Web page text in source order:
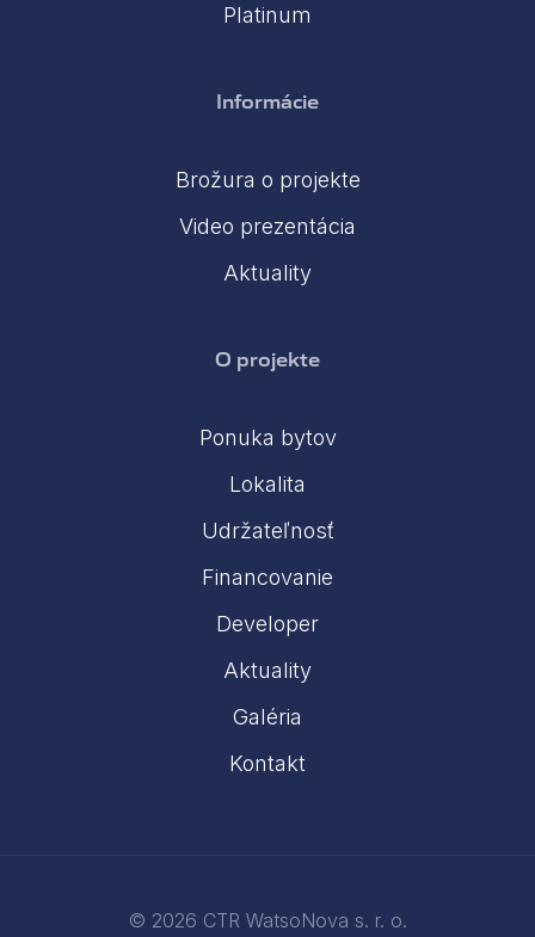
Platinum
Informácie
Brožura o projekte
Video prezentácia
Aktuality
O projekte
Ponuka bytov
Lokalita
Udržateľnosť
Financovanie
Developer
Aktuality
Galéria
Kontakt
© 2026 CTR WatsoNova s. r. o.